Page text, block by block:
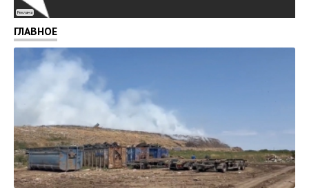
Реклама
ГЛАВНОЕ